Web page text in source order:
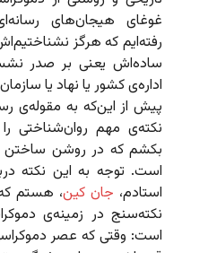
غوغای هیجان‌های
رفته‌ایم که هرگز
ساده‌اش یعنی بر صدر
اداره‌ی کشور یا نهاد یا
پیش از این‌که به مقوله‌ی
نکته‌ی مهم روان‌شناختی
بکشم که در روشن ساختن
است. توجه به این نکته
استادم، جان کین، هستم
نکته‌سنج در زمینه‌ی
است: وقتی که عصر